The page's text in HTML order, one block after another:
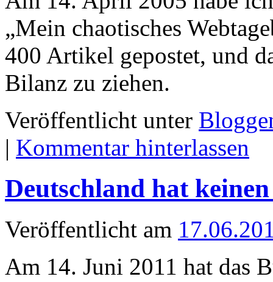
„Mein chaotisches
400 Artikel gepostet, und
Bilanz zu ziehen.
Veröffentlicht unter
| Kommentar hinterlassen
Deutschland hat
Veröffentlicht am
Am 14. Juni 2011 hat das